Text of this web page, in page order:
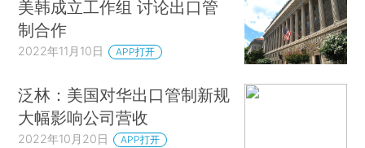
美韩成立工作组 讨论出口管
制合作
2022年11月10日 APP打开
泛林：美国对华出口管制新规
大幅影响公司营收
2022年10月20日 APP打开